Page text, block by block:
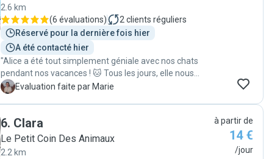
2.6 km
(6 évaluations) 2 clients réguliers
Réservé pour la dernière fois hier
A été contacté hier
"Alice a été tout simplement géniale avec nos chats
pendant nos vacances ! 🐱 Tous les jours, elle nous
envoyait des photos , des vidéos et des petites
immense merci à Alice pour sa gentillesse, son sérieux
et son attention. On la recommande à 100 % les yeux
M Evaluation faite par Marie
6. Clara
Le Petit Coin Des Animaux
2.2 km
à partir de
14 €
/jour